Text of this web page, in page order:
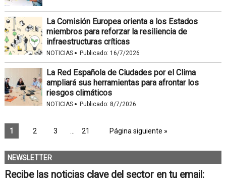
La Comisión Europea orienta a los Estados
miembros para reforzar la resiliencia de
infraestructuras críticas
NOTICIAS · Publicado: 16/7/2026
La Red Española de Ciudades por el Clima
ampliará sus herramientas para afrontar los
riesgos climáticos
NOTICIAS · Publicado: 8/7/2026
1 2 3 21 Página siguiente »
NEWSLETTER
Recibe las noticias clave del sector en tu email: